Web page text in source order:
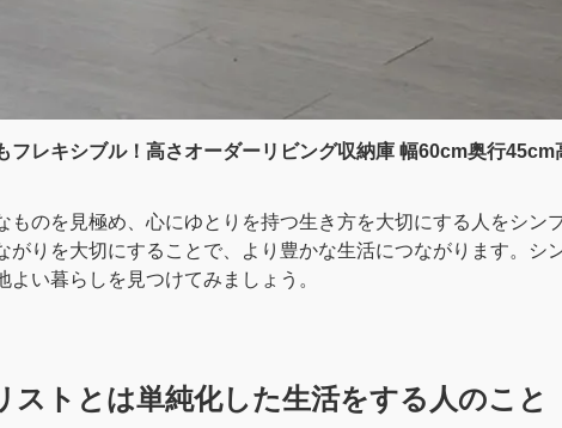
フレキシブル！高さオーダーリビング収納庫 幅60cm奥行
ものを見極め、心にゆとりを持つ生き方を大切にする人をシン
がりを大切にすることで、より豊かな生活につながります。シ
よい暮らしを見つけてみましょう。
ストとは単純化した生活をする人のこと